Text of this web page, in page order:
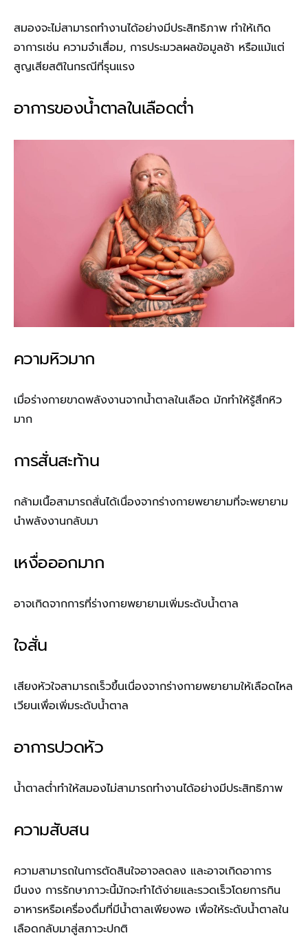
สมองจะไม่สามารถทำงานได้อย่างมีประสิทธิภาพ ทำให้เกิด
อาการเช่น ความจำเสื่อม, การประมวลผลข้อมูลช้า หรือแม้แต่
สูญเสียสติในกรณีที่รุนแรง
อาการของน้ำตาลในเลือดต่ำ
ความหิวมาก
เมื่อร่างกายขาดพลังงานจากน้ำตาลในเลือด มักทำให้รู้สึกหิว
มาก
การสั่นสะท้าน
กล้ามเนื้อสามารถสั่นได้เนื่องจากร่างกายพยายามที่จะพยายาม
นำพลังงานกลับมา
เหงื่อออกมาก
อาจเกิดจากการที่ร่างกายพยายามเพิ่มระดับน้ำตาล
ใจสั่น
เสียงหัวใจสามารถเร็วขึ้นเนื่องจากร่างกายพยายามให้เลือดไหล
เวียนเพื่อเพิ่มระดับน้ำตาล
อาการปวดหัว
น้ำตาลต่ำทำให้สมองไม่สามารถทำงานได้อย่างมีประสิทธิภาพ
ความสับสน
ความสามารถในการตัดสินใจอาจลดลง และอาจเกิดอาการ
มึนงง การรักษาภาวะนี้มักจะทำได้ง่ายและรวดเร็วโดยการกิน
อาหารหรือเครื่องดื่มที่มีน้ำตาลเพียงพอ เพื่อให้ระดับน้ำตาลใน
เลือดกลับมาสู่สภาวะปกติ